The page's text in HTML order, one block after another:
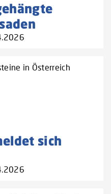
in Österreich
sich